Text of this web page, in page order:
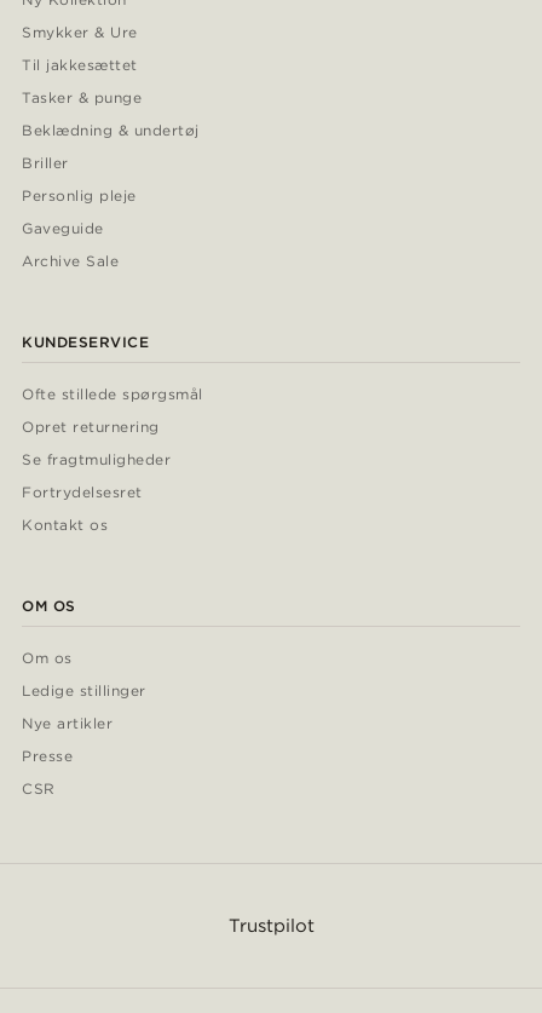
Smykker & Ure
Til jakkesættet
Tasker & punge
Beklædning & undertøj
Briller
Personlig pleje
Gaveguide
Archive Sale
KUNDESERVICE
Ofte stillede spørgsmål
Opret returnering
Se fragtmuligheder
Fortrydelsesret
Kontakt os
OM OS
Om os
Ledige stillinger
Nye artikler
Presse
CSR
Trustpilot